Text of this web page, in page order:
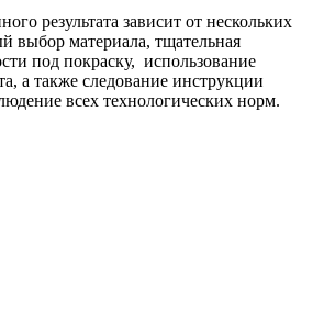
результата зависит от нескольких
выбор материала, тщательная
под покраску, использование
а также следование инструкции
всех технологических норм.